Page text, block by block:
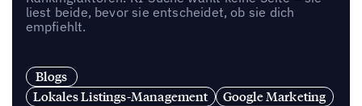
liest beide, bevor sie entscheidet, ob sie dich
empfiehlt.
Blogs
Lokales Listings-Management
Google Marketing